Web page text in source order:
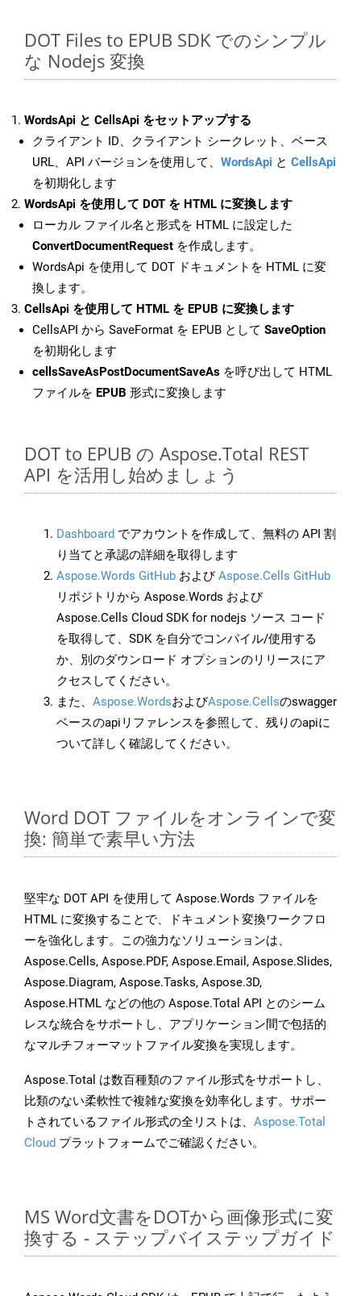
DOT Files to EPUB SDK でのシンプル
な Nodejs 変換
WordsApi と CellsApi をセットアップする
クライアント ID、クライアント シークレット、ベース
URL、API バージョンを使用して、 WordsApi と CellsApi
を初期化します
WordsApi を使用して DOT を HTML に変換します
ローカル ファイル名と形式を HTML に設定した
ConvertDocumentRequest を作成します。
WordsApi を使用して DOT ドキュメントを HTML に変
換します。
CellsApi を使用して HTML を EPUB に変換します
CellsAPI から SaveFormat を EPUB として SaveOption
を初期化します
cellsSaveAsPostDocumentSaveAs を呼び出して HTML
ファイルを EPUB 形式に変換します
DOT to EPUB の Aspose.Total REST
API を活用し始めましょう
Dashboard でアカウントを作成して、無料の API 割
り当てと承認の詳細を取得します
Aspose.Words GitHub およびAspose.Cells GitHub
リポジトリから Aspose.Words および
Aspose.Cells Cloud SDK for nodejs ソース コード
を取得して、SDK を自分でコンパイル/使用する
か、別のダウンロード オプションのリリースにア
クセスしてください。
また、 Aspose.WordsおよびAspose.Cellsのswagger
ベースのapiリファレンスを参照して、残りのapiに
ついて詳しく確認してください。
Word DOT ファイルをオンラインで変
換: 簡単で素早い方法
堅牢な DOT API を使用して Aspose.Words ファイルを
HTML に変換することで、ドキュメント変換ワークフロ
ーを強化します。この強力なソリューションは、
Aspose.Cells, Aspose.PDF, Aspose.Email, Aspose.Slides,
Aspose.Diagram, Aspose.Tasks, Aspose.3D,
Aspose.HTML などの他の Aspose.Total API とのシーム
レスな統合をサポートし、アプリケーション間で包括的
なマルチフォーマットファイル変換を実現します。
Aspose.Total は数百種類のファイル形式をサポートし、
比類のない柔軟性で複雑な変換を効率化します。サポー
トされているファイル形式の全リストは、 Aspose.Total
Cloud プラットフォームでご確認ください。
MS Word文書をDOTから画像形式に変
換する - ステップバイステップガイド